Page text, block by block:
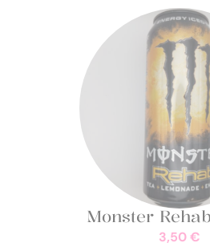
Monster
3,50€